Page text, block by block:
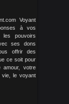
Voyant
à vos
les pouvoirs
ses dons
offrir des
ce soit pour
amour, votre
vie, le voyant